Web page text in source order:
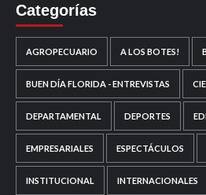
Categorías
AGROPECUARIO A LOS BOTES!
BUEN DÍA FLORIDA - ENTREVISTAS
DEPARTAMENTAL DEPORTES
EMPRESARIALES ESPECTÁCULOS
INSTITUCIONAL INTERNACIONALES